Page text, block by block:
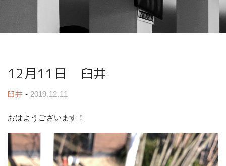
12月11日 臼井
臼井 - 2019.12.11
おはようございます！